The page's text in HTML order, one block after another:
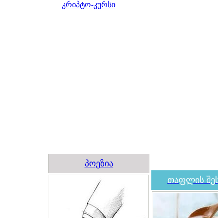
კრიპტო-კურსი
პოეზია
თაფლის